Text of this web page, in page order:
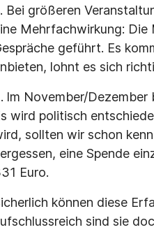
Bei größeren
Mehrfachwirkung:
geführt. Es
lohnt es sich
lm November/
wird politisch
sollten wir schon
eine Spende
Euro.
können diese
sind sie